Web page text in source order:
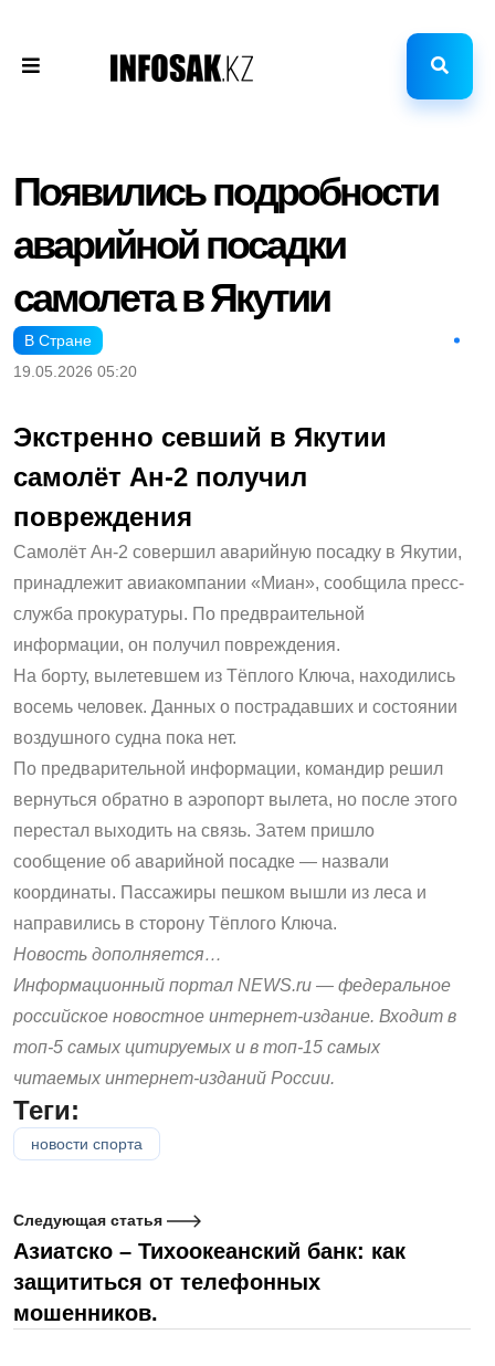
Появились подробности
аварийной посадки
самолета в Якутии
В Стране
19.05.2026 05:20
Экстренно севший в Якутии
самолёт Ан-2 получил
повреждения
Самолёт Ан-2 совершил аварийную посадку в Якутии,
принадлежит авиакомпании «Миан», сообщила пресс-
служба прокуратуры. По предвраительной
информации, он получил повреждения.
На борту, вылетевшем из Тёплого Ключа, находились
восемь человек. Данных о пострадавших и состоянии
воздушного судна пока нет.
По предварительной информации, командир решил
вернуться обратно в аэропорт вылета, но после этого
перестал выходить на связь. Затем пришло
сообщение об аварийной посадке — назвали
координаты. Пассажиры пешком вышли из леса и
направились в сторону Тёплого Ключа.
Новость дополняется…
Информационный портал NEWS.ru — федеральное
российское новостное интернет-издание. Входит в
топ-5 самых цитируемых и в топ-15 самых
читаемых интернет-изданий России.
Теги:
новости спорта
Следующая статья
Азиатско – Тихоокеанский банк: как
защититься от телефонных
мошенников.